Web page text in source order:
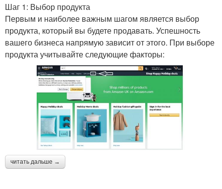
Шаг 1: Выбор продукта
Первым и наиболее важным шагом является выбор
продукта, который вы будете продавать. Успешность
вашего бизнеса напрямую зависит от этого. При выборе
продукта учитывайте следующие факторы:
читать дальше →